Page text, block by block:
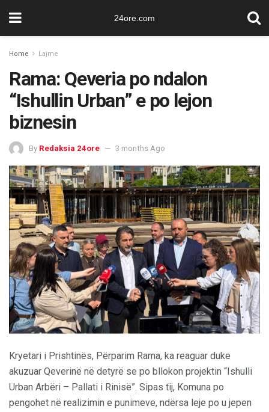
24ore.com
Home Lajme
Rama: Qeveria po ndalon
“Ishullin Urban” e po lejon
biznesin
By Redaksia 24ore 3 months Ago
Kryetari i Prishtinës, Përparim Rama, ka reaguar duke
akuzuar Qeverinë në detyrë se po bllokon projektin “Ishulli
Urban Arbëri – Pallati i Rinisë”. Sipas tij, Komuna po
pengohet në realizimin e punimeve, ndërsa leje po u jepen